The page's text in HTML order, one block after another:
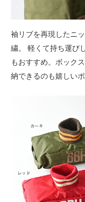
袖リブを再現したニ
繍。 軽くて持ち運び
もおすすめ。ボック
納できるのも嬉しいポ